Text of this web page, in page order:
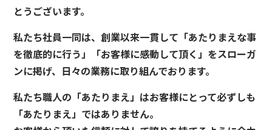
とうございます。
私たち社員一同は、創業以来一貫して「あたりまえな事
を徹底的に行う」「お客様に感動して頂く」をスローガ
ンに掲げ、日々の業務に取り組んでおります。
私たち職人の「あたりまえ」はお客様にとって必ずしも
「あたりまえ」ではありません。